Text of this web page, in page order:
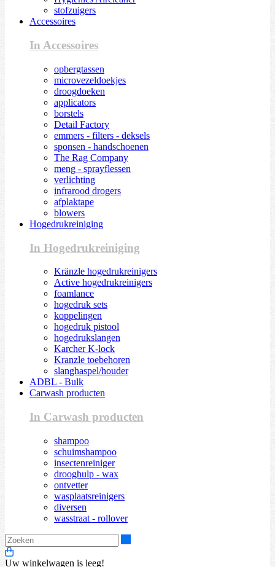
stofzuigers
Accessoires
In Accessoires
opbergtassen
microvezeldoekjes
droogdoeken
applicators
borstels
Detail Factory
emmers - filters - deksels
sponsen - handschoenen
The Rag Company
meng - sprayflessen
verlichting
infrarood drogers
afplaktape
blowers
Hogedrukreiniging
In Hogedrukreiniging
Kränzle hogedrukreinigers
Active hogedrukreinigers
foamlance
hogedruk sets
koppelingen
hogedruk pistool
hogedrukslangen
Karcher K-lock
Kranzle toebehoren
slanghaspel/houder
ADBL - Bulk
Carwash producten
In Carwash producten
shampoo
schuimshampoo
insectenreiniger
drooghulp - wax
ontvetter
wasplaatsreinigers
diversen
wasstraat - rollover
Uw winkelwagen is leeg!